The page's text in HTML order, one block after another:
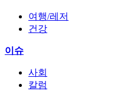
여행/레저
건강
이슈
사회
칼럼